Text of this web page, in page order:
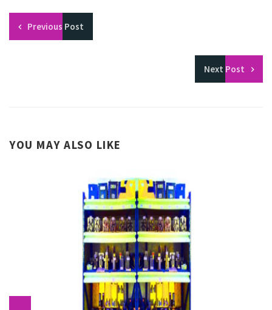
Previous Post
Next Post
YOU MAY ALSO LIKE